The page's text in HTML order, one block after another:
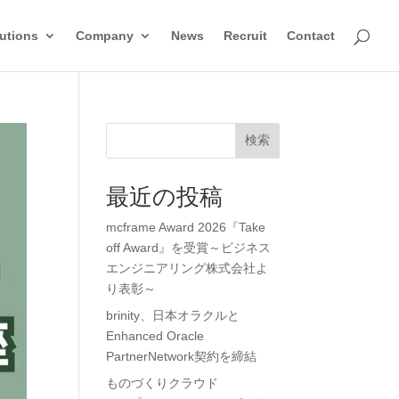
Company News Recruit Contact
検索
最近の投稿
mcframe Award 2026『Take
off Award』を受賞～ビジネス
エンジニアリング株式会社よ
り表彰～
brinity、日本オラクルと
Enhanced Oracle
PartnerNetwork契約を締結
ものづくりクラウド